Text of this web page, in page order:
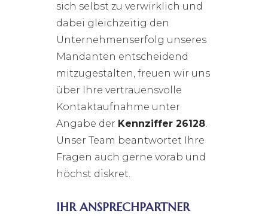
sich selbst zu verwirklich und
dabei gleichzeitig den
Unternehmenserfolg unseres
Mandanten entscheidend
mitzugestalten, freuen wir uns
über Ihre vertrauensvolle
Kontaktaufnahme unter
Angabe der Kennziffer 26128.
Unser Team beantwortet Ihre
Fragen auch gerne vorab und
höchst diskret.
IHR ANSPRECHPARTNER